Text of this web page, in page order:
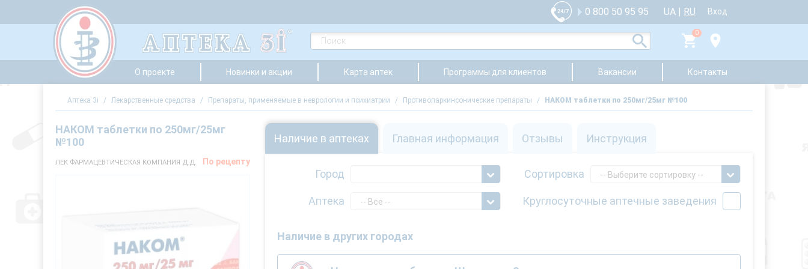
0 800 50 95 95 UA | RU Вход
0
О проекте Новинки и акции Карта аптек Программы для клиентов Вакансии Контакты
Аптека 3i / Лекарственные средства / Препараты, применяемые в неврологии и психиатрии / Противопаркинсонические препараты / НАКОМ таблетки по 250мг/25мг №100
НАКОМ таблетки по 250мг/25мг
№100
По рецепту
ЛЕК ФАРМАЦЕВТИЧЕСКАЯ КОМПАНИЯ Д.Д.
Наличие в аптеках Главная информация Отзывы Инструкция
Город
Аптека -- Все --
Сортировка -- Выберите сортировку --
Круглосуточные аптечные заведения
Наличие в других городах